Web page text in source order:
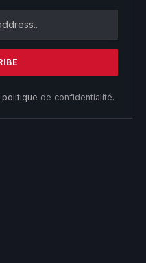
politique de confidentialité.